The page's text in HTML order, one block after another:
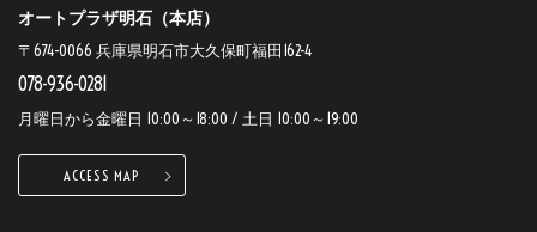
オートプラザ明石（本店）
〒674-0066 兵庫県明石市大久保町福田162-4
078-936-0281
月曜日から金曜日 10:00～18:00 / 土日 10:00～19:00
ACCESS MAP